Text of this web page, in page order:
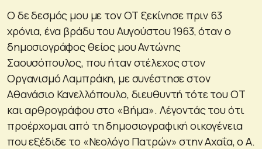
Ο δε δεσμός μου με τον ΟΤ ξεκίνησε πριν 63
χρόνια, ένα βράδυ του Αυγούστου 1963, όταν ο
δημοσιογράφος θείος μου Αντώνης
Σαουσόπουλος, που ήταν στέλεχος στον
Οργανισμό Λαμπράκη, με συνέστησε στον
Αθανάσιο Κανελλόπουλο, διευθυντή τότε του ΟΤ
και αρθρογράφου στο «Βήμα». Λέγοντάς του ότι
προέρχομαι από τη δημοσιογραφική οικογένεια
που εξέδιδε το «Νεολόγο Πατρών» στην Αχαΐα, ο Α.